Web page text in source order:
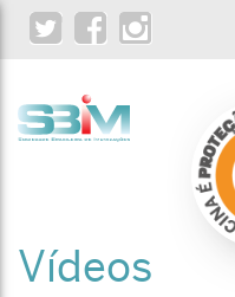
TwitterFacebook
Vídeos